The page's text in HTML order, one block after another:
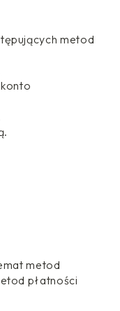
metod
metod
płatności